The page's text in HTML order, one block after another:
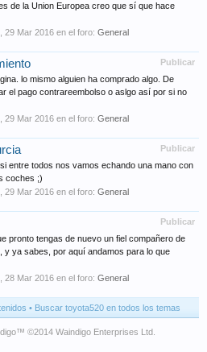
de la Union Europea creo que sí que hace
29 Mar 2016 en el foro: General
Publicar
lo mismo alguien ha comprado algo. De
el pago contrareembolso o aslgo así por si no
29 Mar 2016 en el foro: General
Publicar
entre todos nos vamos echando una mano con
coches ;)
29 Mar 2016 en el foro: General
Publicar
pronto tengas de nuevo un fiel compañero de
y ya sabes, por aquí andamos para lo que
28 Mar 2016 en el foro: General
Buscar toyota520 en todos los temas
™ ©2014 Waindigo Enterprises Ltd